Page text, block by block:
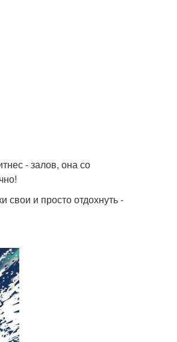
- залов, она со
свои и просто отдохнуть -